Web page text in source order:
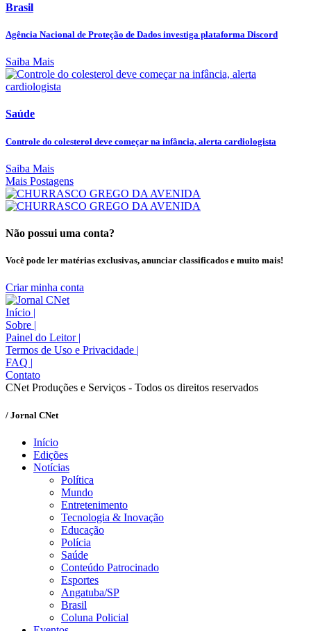
Brasil
Agência Nacional de Proteção de Dados investiga plataforma Discord
Saiba Mais
Saúde
Controle do colesterol deve começar na infância, alerta cardiologista
Saiba Mais
Mais Postagens
Não possui uma conta?
Você pode ler matérias exclusivas, anunciar classificados e muito mais!
Criar minha conta
Início |
Sobre |
Painel do Leitor |
Termos de Uso e Privacidade |
FAQ |
Contato
CNet Produções e Serviços - Todos os direitos reservados
/ Jornal CNet
Início
Edições
Notícias
Política
Mundo
Entretenimento
Tecnologia & Inovação
Educação
Polícia
Saúde
Conteúdo Patrocinado
Esportes
Angatuba/SP
Brasil
Coluna Policial